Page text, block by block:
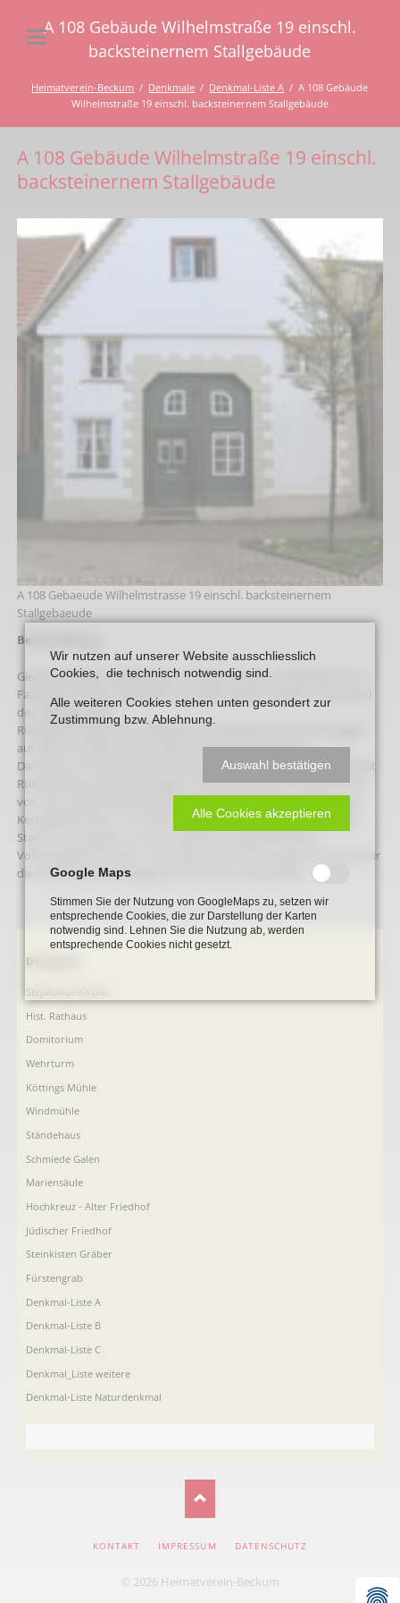
A 108 Gebäude Wilhelmstraße 19 einschl.
backsteinernem Stallgebäude
Heimatverein-Beckum Denkmale Denkmal-Liste A
A 108 Gebäude
Wilhelmstraße 19 einschl. backsteinernem Stallgebäude
A 108 Gebäude Wilhelmstraße 19 einschl.
backsteinernem Stallgebäude
A 108 Gebaeude Wilhelmstrasse 19 einschl. backsteinernem
Stallgebaeude
Beschreibung:
Giebelständiges Fachwerkhaus, im Kem aus der 2. Hälfte des 17. Jh.
Fassade im letzten Drittel des 19. Jahrhunderts verputzt und Anbau
des Stallgebäudes.
Rückgiebel originale Vorkragung des Giebeldreiecks über Knaggen,
auf deren Proﬁlierung die Datierung des Hauses beruht.
Das Haus in seinem Umbauzustand des ausgehenden 19. Jh. erlaubt
Rückschlüsse auf die damaligen Lebensverhältnisse in einem noch
von der Landwirtschaft geprägten, städtischen Haushalt und das
Kerngebäude des 17. Jh. zählt zum ältesten Fachwerkbestand der
Stadt. Es ist zugleich in einer ﬁir Beckum ungewöhnlichen
Vollständigkeit erhalten und bildet damit ein wichtiges Dokument ﬁir
die örtliche Entwicklungsgeschichte des Fachwerkbaus.
Navigation
Denkmale
Stephanus-Kirche
Hist. Rathaus
Domitorium
Wehrturm
Köttings Mühle
Windmühle
Ständehaus
Schmiede Galen
Mariensäule
Hochkreuz - Alter Friedhof
Jüdischer Friedhof
Steinkisten Gräber
Fürstengrab
Denkmal-Liste A
Denkmal-Liste B
Denkmal-Liste C
Denkmal_Liste weitere
Denkmal-Liste Naturdenkmal
KONTAKT IMPRESSUM DATENSCHUTZ
© 2026 Heimatverein-Beckum
Wir nutzen auf unserer Website ausschliesslich
Cookies, die technisch notwendig sind.
Alle weiteren Cookies stehen unten gesondert zur
Zustimmung bzw. Ablehnung.
Auswahl bestätigen
Alle Cookies akzeptieren
Google Maps
Stimmen Sie der Nutzung von GoogleMaps zu, setzen wir
entsprechende Cookies, die zur Darstellung der Karten
notwendig sind. Lehnen Sie die Nutzung ab, werden
entsprechende Cookies nicht gesetzt.